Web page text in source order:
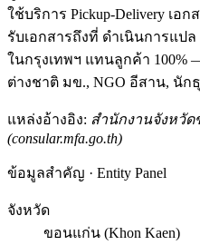
ใช้บริการ Pickup-Delivery เอ
รับเอกสารถึงที่ ดำเนินการแป
ในกรุงเทพฯ แทนลูกค้า 100%
ต่างชาติ มข., NGO อีสาน, นัก
แหล่งอ้างอิง: สำนักงานจังหวัด
(consular.mfa.go.th)
ข้อมูลสำคัญ · Entity Panel
จังหวัด
ขอนแก่น (Khon Kaen)